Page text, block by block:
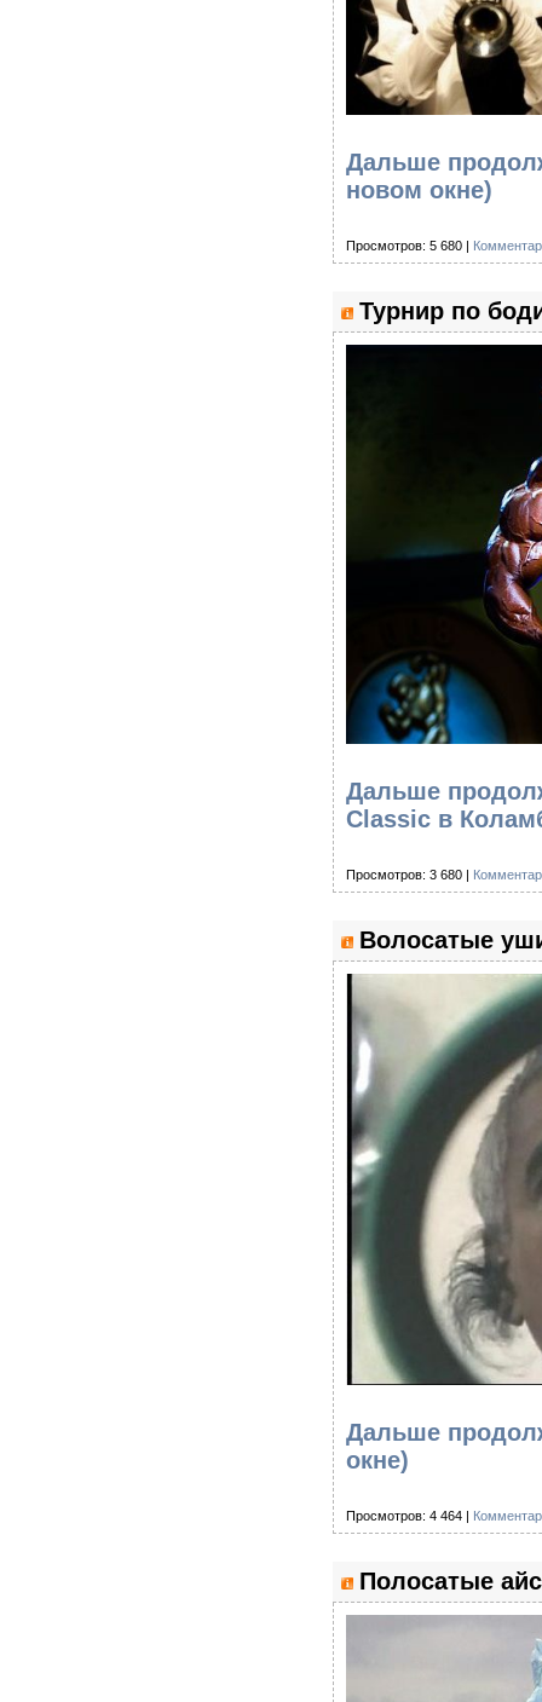
Дальше
новом окне)
Просмотров: 5 680 |
Турнир по
Дальше
Classic в
Просмотров: 3 680 |
Волосатые
Дальше
окне)
Просмотров: 4 464 |
Полосатые